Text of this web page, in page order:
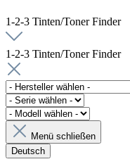
1-2-3 Tinten/Toner Finder
1-2-3 Tinten/Toner Finder
Menü schließen
Deutsch